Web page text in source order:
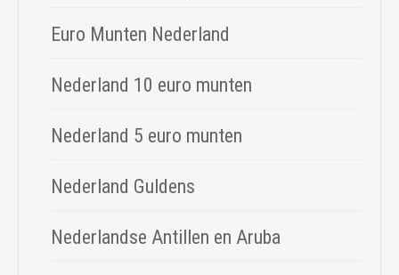
Euro Munten Nederland
Nederland 10 euro munten
Nederland 5 euro munten
Nederland Guldens
Nederlandse Antillen en Aruba